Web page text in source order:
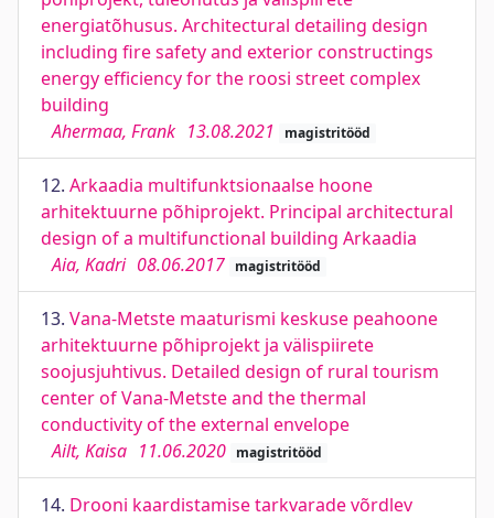
energiatõhusus. Architectural detailing design
including fire safety and exterior constructings
energy efficiency for the roosi street complex
building
Ahermaa, Frank 13.08.2021 magistritööd
12. Arkaadia multifunktsionaalse hoone
arhitektuurne põhiprojekt. Principal architectural
design of a multifunctional building Arkaadia
Aia, Kadri 08.06.2017 magistritööd
13. Vana-Metste maaturismi keskuse peahoone
arhitektuurne põhiprojekt ja välispiirete
soojusjuhtivus. Detailed design of rural tourism
center of Vana-Metste and the thermal
conductivity of the external envelope
Ailt, Kaisa 11.06.2020 magistritööd
14. Drooni kaardistamise tarkvarade võrdlev